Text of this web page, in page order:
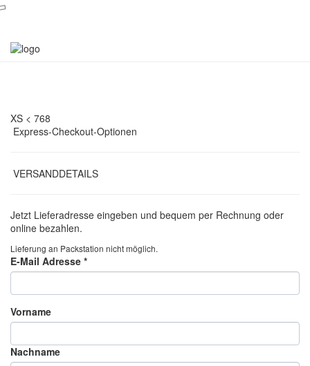
XS < 768
Express-Checkout-Optionen
VERSANDDETAILS
Jetzt Lieferadresse eingeben und bequem per Rechnung oder
online bezahlen.
Lieferung an Packstation nicht möglich.
E-Mail Adresse *
Vorname
Nachname